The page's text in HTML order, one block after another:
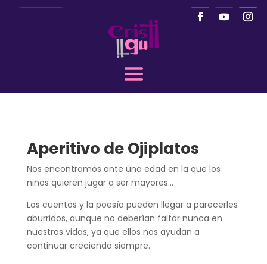
Aperitivo de Ojiplatos
Nos encontramos ante una edad en la que los
niños quieren jugar a ser mayores…
Los cuentos y la poesía pueden llegar a parecerles
aburridos, aunque no deberían faltar nunca en
nuestras vidas, ya que ellos nos ayudan a
continuar creciendo siempre.